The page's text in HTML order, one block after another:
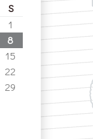
S
1
8
15
22
29